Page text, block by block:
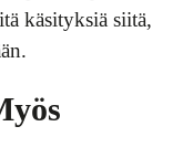
käsityksiä siitä,